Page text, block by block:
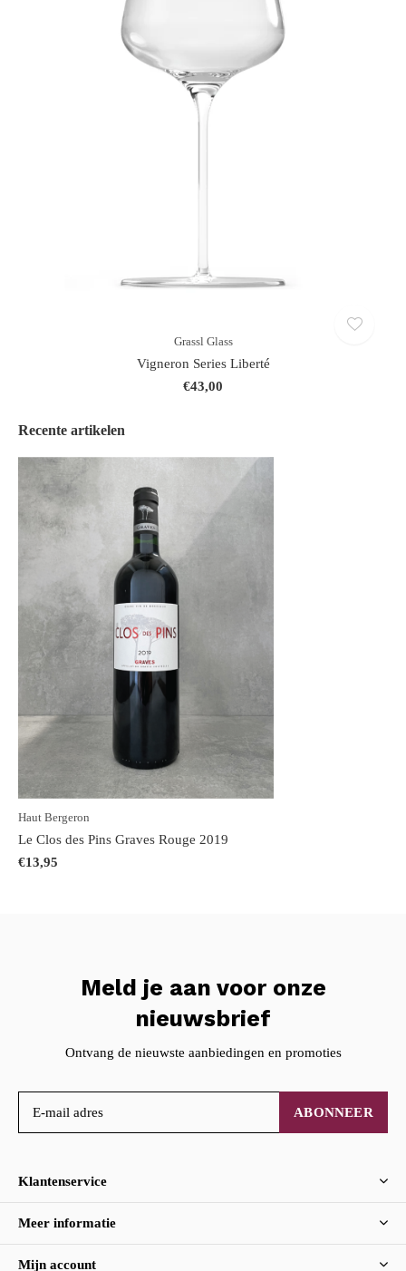
Grassl Glass
Vigneron Series Liberté
€43,00
Recente artikelen
Haut Bergeron
Le Clos des Pins Graves Rouge 2019
€13,95
Meld je aan voor onze
nieuwsbrief
Ontvang de nieuwste aanbiedingen en promoties
ABONNEER
Klantenservice
Meer informatie
Mijn account